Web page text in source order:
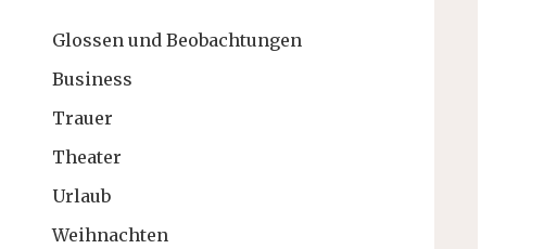
Glossen und Beobachtungen
Business
Trauer
Theater
Urlaub
Weihnachten